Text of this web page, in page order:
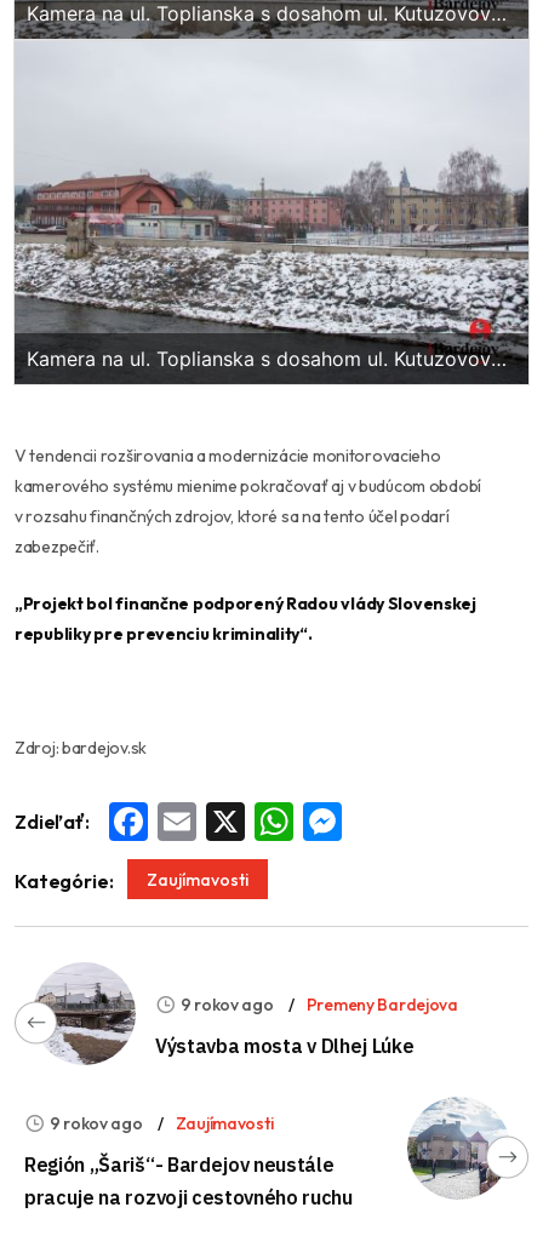
Kamera na ul. Toplianska s dosahom ul. Kutuzovova,
ul. Toplianska, zimný štadión
Kamera na ul. Toplianska s dosahom ul. Kutuzovova,
ul. Toplianska, zimný štadión
V tendencii rozširovania a modernizácie monitorovacieho
kamerového systému mienime pokračovať aj v budúcom období
v rozsahu finančných zdrojov, ktoré sa na tento účel podarí
zabezpečiť.
„Projekt bol finančne podporený Radou vlády Slovenskej
republiky pre prevenciu kriminality“.
Zdroj: bardejov.sk
Zdieľať: Facebook
Email WhatsApp
Kategórie: Zaujímavosti
9 rokov ago Premeny Bardejova
Výstavba mosta v Dlhej Lúke
9 rokov ago Zaujímavosti
Región „Šariš“- Bardejov neustále
pracuje na rozvoji cestovného ruchu